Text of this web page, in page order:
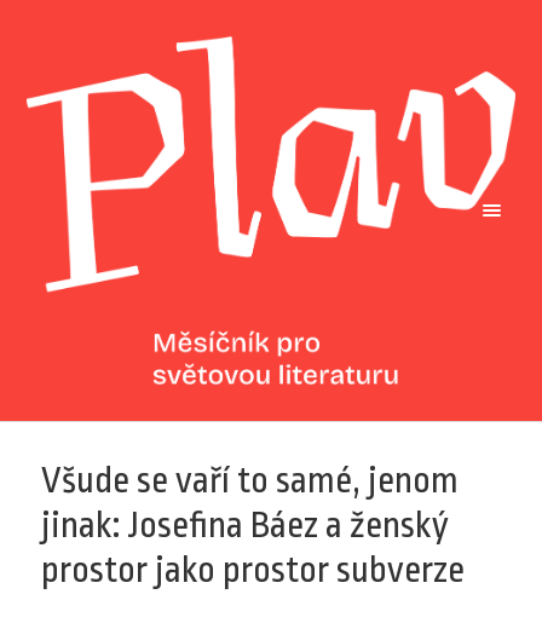
Všude se vaří to samé, jenom
jinak: Josefina Báez a ženský
prostor jako prostor subverze